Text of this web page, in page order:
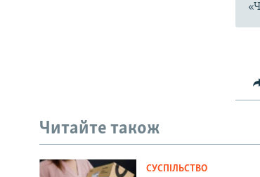
Читайте також
СУСПІЛЬСТВО